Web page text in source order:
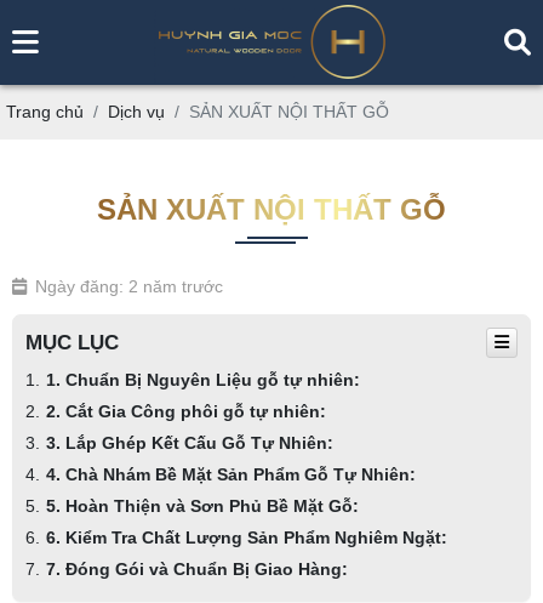
Trang chủ Dịch vụ SẢN XUẤT NỘI THẤT GỖ
SẢN XUẤT NỘI THẤT GỖ
Ngày đăng: 2 năm trước
MỤC LỤC
1. Chuẩn Bị Nguyên Liệu gỗ tự nhiên:
2. Cắt Gia Công phôi gỗ tự nhiên:
3. Lắp Ghép Kết Cấu Gỗ Tự Nhiên:
4. Chà Nhám Bề Mặt Sản Phẩm Gỗ Tự Nhiên:
5. Hoàn Thiện và Sơn Phủ Bề Mặt Gỗ:
6. Kiểm Tra Chất Lượng Sản Phẩm Nghiêm Ngặt:
7. Đóng Gói và Chuẩn Bị Giao Hàng: